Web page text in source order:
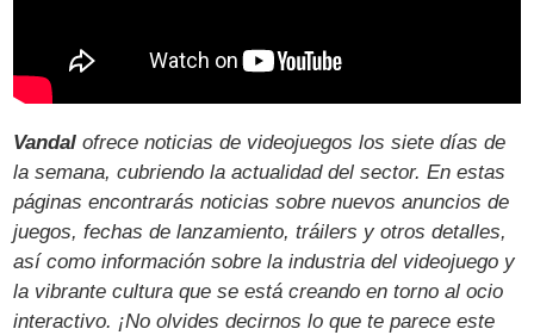
Vandal ofrece noticias de videojuegos los siete días de
la semana, cubriendo la actualidad del sector. En estas
páginas encontrarás noticias sobre nuevos anuncios de
juegos, fechas de lanzamiento, tráilers y otros detalles,
así como información sobre la industria del videojuego y
la vibrante cultura que se está creando en torno al ocio
interactivo. ¡No olvides decirnos lo que te parece este